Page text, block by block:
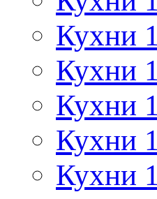
Кухни
Кухни
Кухни
Кухни
Кухни